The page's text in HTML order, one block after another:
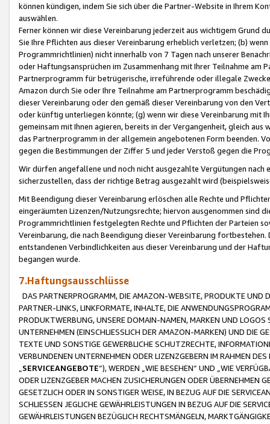
können kündigen, indem Sie sich über die Partner-Website in Ihrem
auswählen.
Ferner können wir diese Vereinbarung jederzeit aus wichtigem Grund
Sie Ihre Pflichten aus dieser Vereinbarung erheblich verletzen; (b)
Programmrichtlinien) nicht innerhalb von 7 Tagen nach unserer
oder Haftungsansprüchen im Zusammenhang mit Ihrer Teilnahme am
Partnerprogramm für betrügerische, irreführende oder illegale
Amazon durch Sie oder Ihre Teilnahme am Partnerprogramm
dieser Vereinbarung oder den gemäß dieser Vereinbarung von den
oder künftig unterliegen könnte; (g) wenn wir diese Vereinbarung mit
gemeinsam mit Ihnen agieren, bereits in der Vergangenheit, gleich
das Partnerprogramm in der allgemein angebotenen Form beenden.
gegen die Bestimmungen der Ziffer 5 und jeder Verstoß gegen die
Wir dürfen angefallene und noch nicht ausgezahlte Vergütungen
sicherzustellen, dass der richtige Betrag ausgezahlt wird
Mit Beendigung dieser Vereinbarung erlöschen alle Rechte und
eingeräumten Lizenzen/Nutzungsrechte; hiervon ausgenommen sind
Programmrichtlinien festgelegten Rechte und Pflichten der Parteien
Vereinbarung, die nach Beendigung dieser Vereinbarung
entstandenen Verbindlichkeiten aus dieser Vereinbarung und der
begangen wurde.
7.Haftungsausschlüsse
DAS PARTNERPROGRAMM, DIE AMAZON-WEBSITE, PRODUKTE UND
PARTNER-LINKS, LINKFORMATE, INHALTE, DIE
PRODUKTWERBUNG, UNSERE DOMAIN-NAMEN, MARKEN UND
UNTERNEHMEN (EINSCHLIESSLICH DER AMAZON-MARKEN) UND DIE
TEXTE UND SONSTIGE GEWERBLICHE SCHUTZRECHTE,
VERBUNDENEN UNTERNEHMEN ODER LIZENZGEBERN IM RAHMEN
SERVICEANGEBOTE“), WERDEN „WIE BESEHEN“ UND „WIE
ODER LIZENZGEBER MACHEN ZUSICHERUNGEN ODER ÜBERNEHMEN
GESETZLICH ODER IN SONSTIGER WEISE, IN BEZUG AUF DIE
SCHLIESSEN JEGLICHE GEWÄHRLEISTUNGEN IN BEZUG AUF DIE
GEWÄHRLEISTUNGEN BEZÜGLICH RECHTSMÄNGELN,